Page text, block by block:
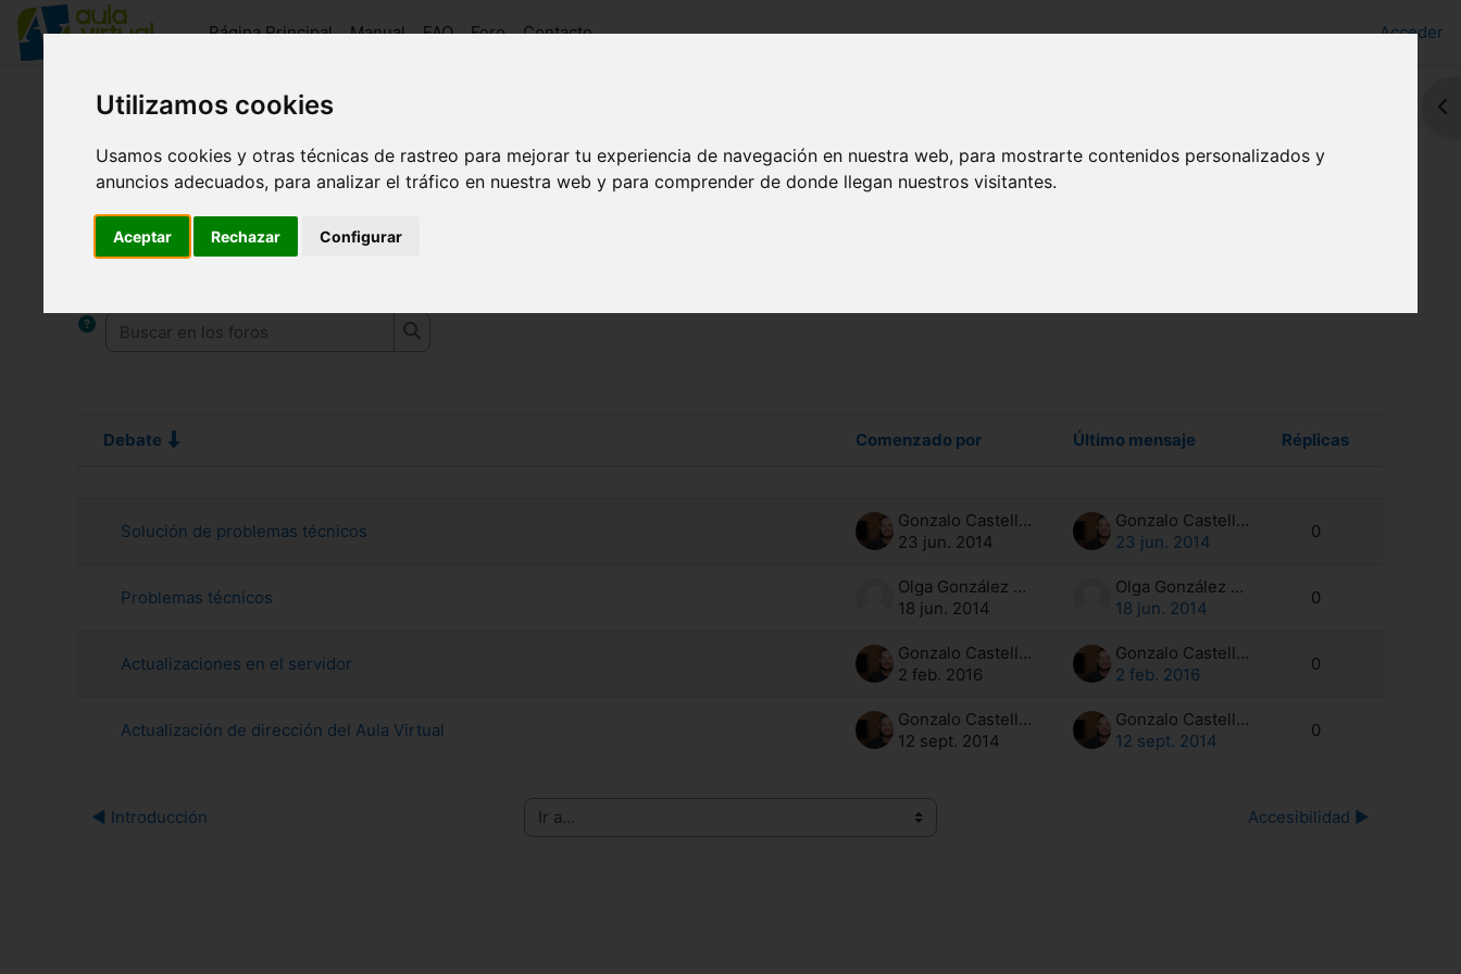
Utilizamos cookies
Usamos cookies y otras técnicas de rastreo para mejorar tu experiencia de navegación en nuestra web, para mostrarte contenidos personalizados y
anuncios adecuados, para analizar el tráfico en nuestra web y para comprender de donde llegan nuestros visitantes.
Aceptar Rechazar Configurar
Salta al contenido principal
Página Principal
Manual FAQ Foro Contacto Acceder
Novedades del sitio
Requisitos de finalización
Novedades y anuncios
Buscar en los foros
Debate Comenzado por Último mensaje
Réplicas
Solución de problemas técnicos
Gonzalo Castells Ortells
23 jun. 2014
Gonzalo Castells Ortells
23 jun. 2014
0
Problemas técnicos
Olga González Segura
18 jun. 2014
Olga González Segura
18 jun. 2014
0
Actualizaciones en el servidor
Gonzalo Castells Ortells
2 feb. 2016
Gonzalo Castells Ortells
2 feb. 2016
0
Actualización de dirección del Aula Virtual
Gonzalo Castells Ortells
12 sept. 2014
Gonzalo Castells Ortells
12 sept. 2014
0
◀︎ Introducción Ir a... Accesibilidad ▶︎